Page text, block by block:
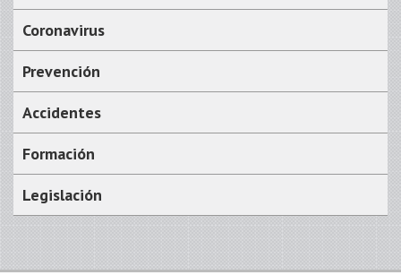
Coronavirus
Prevención
Accidentes
Formación
Legislación